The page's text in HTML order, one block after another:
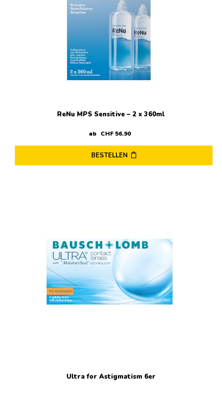
auf
der
Produktseite
gewählt
werden
ReNu MPS Sensitive – 2 x 360ml
ab CHF56.90
BESTELLEN
Ultra for Astigmatism 6er